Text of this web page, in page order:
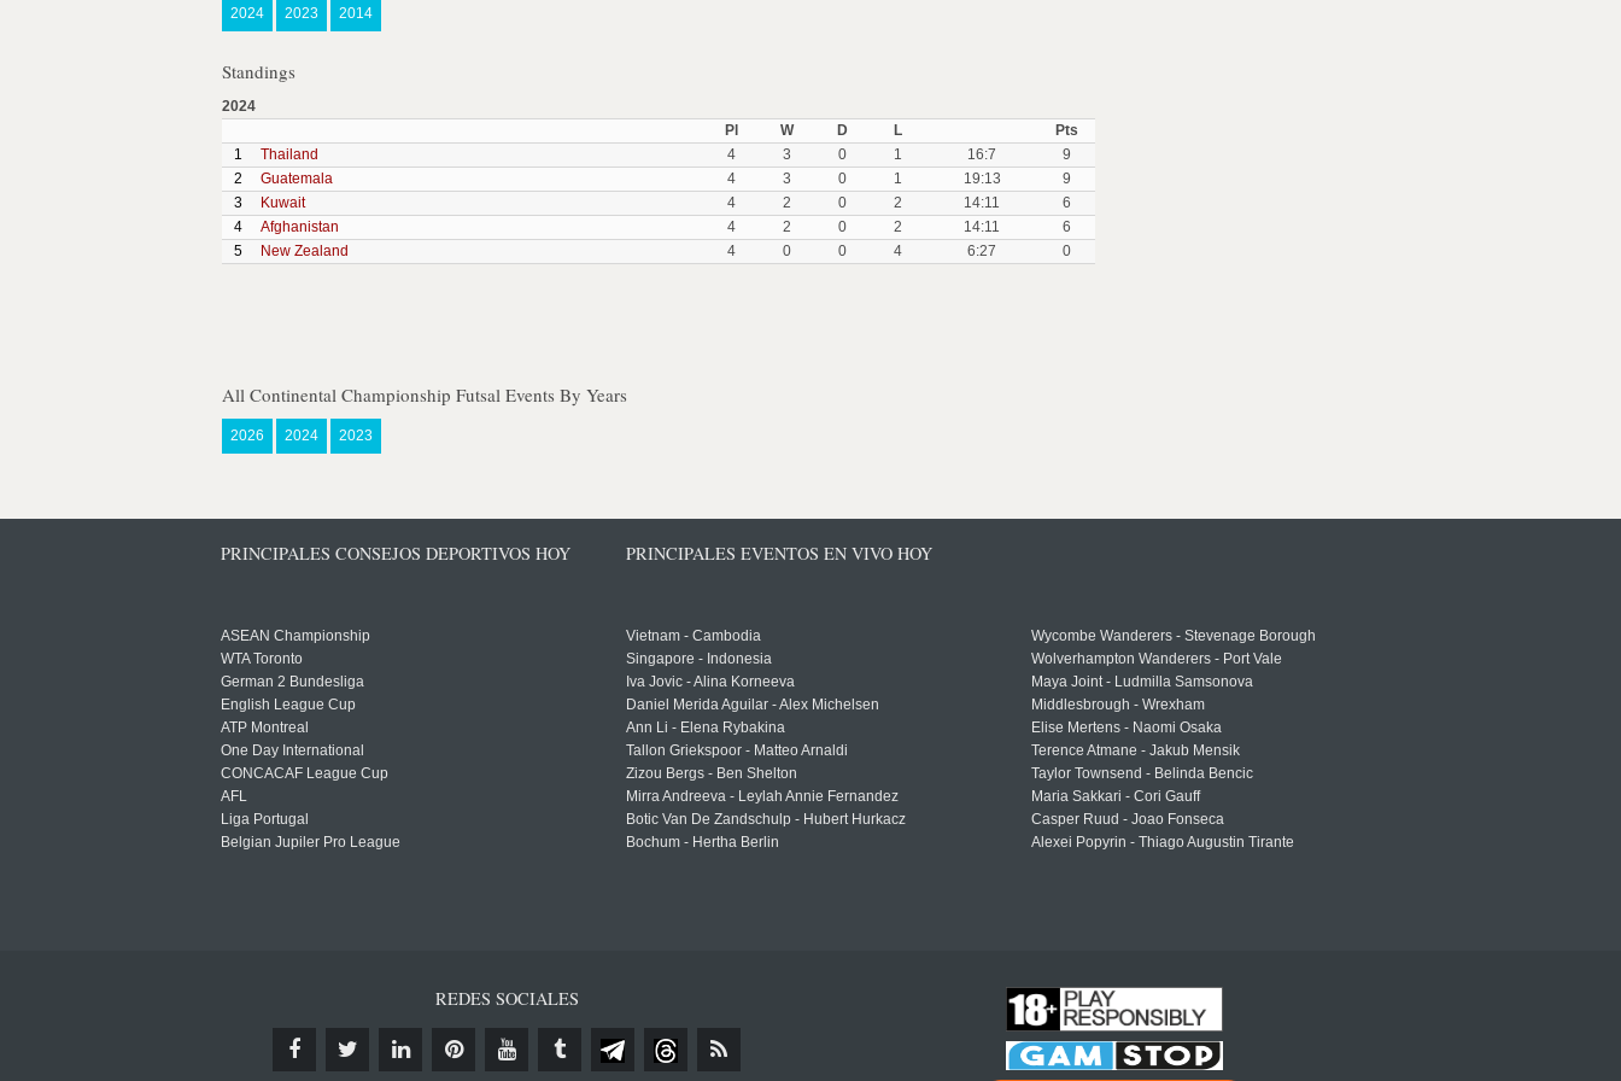
2024 2023 2014
Standings
2024
Pl
W D L
Pts
1
Thailand 4 3 0 1 16:7
9
2
Guatemala 4 3 0 1 19:13
9
3
Kuwait 4 2 0 2 14:11
6
4
Afghanistan 4 2 0 2 14:11
6
5
New Zealand 4 0 0 4 6:27 0
All Continental Championship Futsal Events By Years
2026 2024 2023
PRINCIPALES CONSEJOS DEPORTIVOS HOY
ASEAN Championship
WTA Toronto
German 2 Bundesliga
English League Cup
ATP Montreal
One Day International
CONCACAF League Cup
AFL
Liga Portugal
Belgian Jupiler Pro League
PRINCIPALES EVENTOS EN VIVO HOY
Vietnam - Cambodia
Singapore - Indonesia
Iva Jovic - Alina Korneeva
Daniel Merida Aguilar - Alex Michelsen
Ann Li - Elena Rybakina
Tallon Griekspoor - Matteo Arnaldi
Zizou Bergs - Ben Shelton
Mirra Andreeva - Leylah Annie Fernandez
Botic Van De Zandschulp - Hubert Hurkacz
Bochum - Hertha Berlin
Wycombe Wanderers - Stevenage Borough
Wolverhampton Wanderers - Port Vale
Maya Joint - Ludmilla Samsonova
Middlesbrough - Wrexham
Elise Mertens - Naomi Osaka
Terence Atmane - Jakub Mensik
Taylor Townsend - Belinda Bencic
Maria Sakkari - Cori Gauff
Casper Ruud - Joao Fonseca
Alexei Popyrin - Thiago Augustin Tirante
REDES SOCIALES